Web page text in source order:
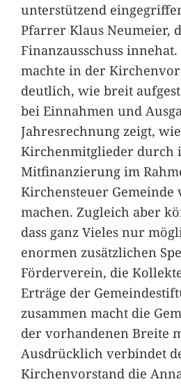
unterstützend
Pfarrer Klaus Neumeier,
Finanzausschuss
machte in der
deutlich, wie breit
bei Einnahmen und
Jahresrechnung zeigt,
Kirchenmitglieder durch
Mitfinanzierung im
Kirchensteuer
machen. Zugleich aber
dass ganz Vieles nur
enormen zusätzlichen
Förderverein, die
Erträge der
zusammen macht die
der vorhandenen Breite
Ausdrücklich verbindet
Kirchenvorstand die